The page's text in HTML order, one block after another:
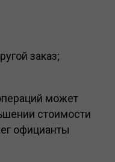
заказ;
может
стоимости
официанты